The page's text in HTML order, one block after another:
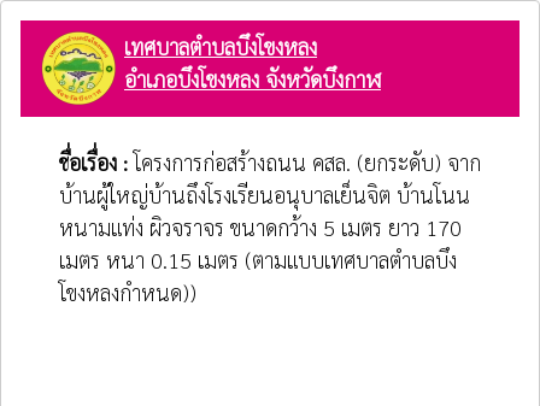
เทศบาลตำบลบึงโขงหลง
อำเภอบึงโขงหลง จังหวัดบึงกาฬ
ชื่อเรื่อง :โครงการก่อสร้างถนน คสล. (ยกระดับ) จาก
บ้านผู้ใหญ่บ้านถึงโรงเรียนอนุบาลเย็นจิต บ้านโนน
หนามแท่ง ผิวจราจร ขนาดกว้าง 5 เมตร ยาว 170
เมตร หนา 0.15 เมตร (ตามแบบเทศบาลตำบลบึง
โขงหลงกำหนด))